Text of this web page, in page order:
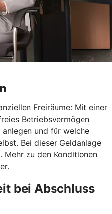
Freiräume: Mit einer
Betriebsvermögen
anlegen und für welche
Bei dieser Geldanlage
Mehr zu den Konditionen
bei Abschluss